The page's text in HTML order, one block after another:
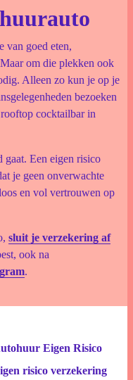
van goed eten,
om die plekken ook
Alleen zo kun je op je
bezoeken
cocktailbar in
gaat. Een eigen risico
je geen onverwachte
en vol vertrouwen op
sluit je verzekering af
ook na
.
Eigen Risico
risico verzekering